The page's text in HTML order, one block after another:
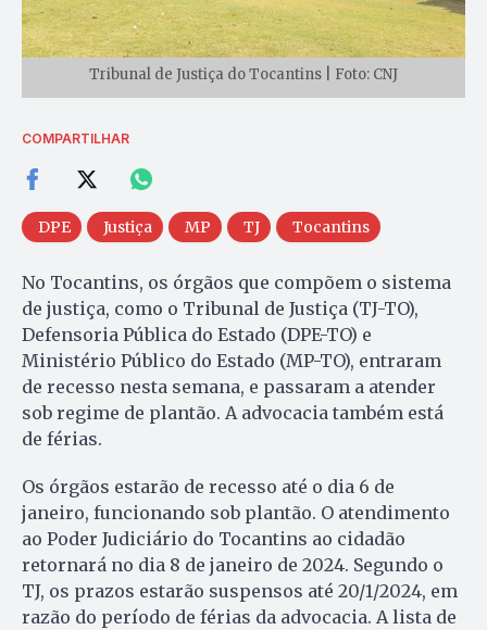
Tribunal de Justiça do Tocantins | Foto: CNJ
COMPARTILHAR
DPE Justiça MP TJ Tocantins
No Tocantins, os órgãos que compõem o sistema
de justiça, como o Tribunal de Justiça (TJ-TO),
Defensoria Pública do Estado (DPE-TO) e
Ministério Público do Estado (MP-TO), entraram
de recesso nesta semana, e passaram a atender
sob regime de plantão. A advocacia também está
de férias.
Os órgãos estarão de recesso até o dia 6 de
janeiro, funcionando sob plantão. O atendimento
ao Poder Judiciário do Tocantins ao cidadão
retornará no dia 8 de janeiro de 2024. Segundo o
TJ, os prazos estarão suspensos até 20/1/2024, em
razão do período de férias da advocacia. A lista de